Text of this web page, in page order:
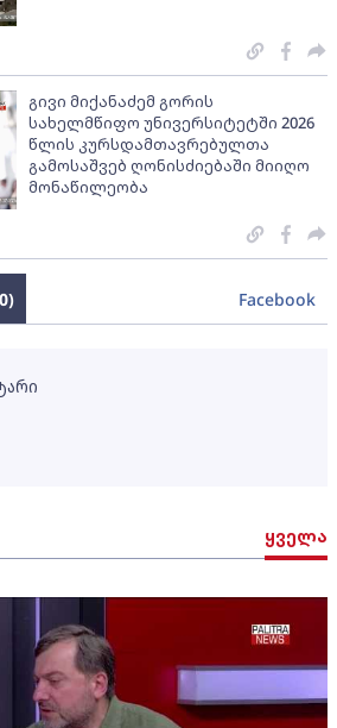
გივი მიქანაძემ გორის
სახელმწიფო უნივერსიტეტში 2026
წლის კურსდამთავრებულთა
გამოსაშვებ ღონისძიებაში მიიღო
მონაწილეობა
ყველა
0) Facebook